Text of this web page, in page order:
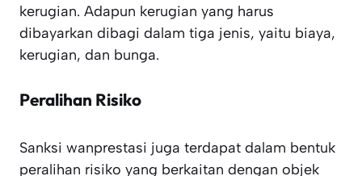
kerugian. Adapun kerugian yang harus
dibayarkan dibagi dalam tiga jenis, yaitu biaya,
kerugian, dan bunga.
Peralihan Risiko
Sanksi wanprestasi juga terdapat dalam bentuk
peralihan risiko yang berkaitan dengan objek